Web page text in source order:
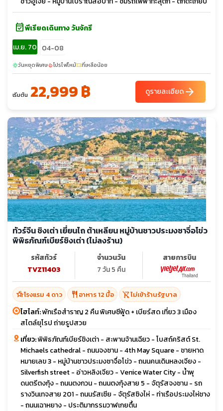
event_availableพีเรียดเดินทาง วันจักรี
เม.ย. 70 04-08
sunnyวันหยุดพิเศษlocal_fire_departmentโปรไฟไหม้confirmation_numberที่เหลือน้อย
เริ่มต้น 22,999 ฿ ดูรายละเอียดarrow_forward
ทัวร์จีน ชิงเต่า เยี่ยนไถ ต้าเหลียน หมู่บ้านชาวประมงซาจึ่อโข่ว
พิพิธภัณฑ์เบียร์ชิงเต่า (ไม่ลงร้าน)
รหัสทัวร์
TVZ11403
จำนวนวัน
7 วัน 5 คืน
สายการบิน
hotel_classโรงแรม 4 ดาว restaurant อาหาร 12 มื้อ shopping_cart_offไม่เข้าร้านรัฐบาล
ไฮไลท์:พักเรือสำราญ 2 คืน พิเศษซีฟู้ด + เบียร์สด เที่ยว 3 เมือง
สไตล์ยุโรป ถ่ายรูปสวย
เที่ยว:พิพิธภัณฑ์เบียร์ชิงเต่า - สะพานจ้านเฉียว - โบสถ์คริสต์ St.
Michaels cathedral - ถนนจงซาน - 4th May Square - ชายหาด
หมายเลข 3 - หมู่บ้านชาวประมงซาจื่อโข่ว - ถนนคนเดินหลงเจียง -
Silverfish street - อ่าวหลิงเจียว - Venice Water City - น้ำพุ
ดนตรีตงกุ้ง - ถนนตงกวน - ถนนตงกุ้งสาย 5 - จัตุรัสจงซาน - รถ
รางวินเทจสาย 201 - ถนนรัสเซีย - จัตุรัสซิงไห่ - ท่าเรือประมงไห่ชาง
- ถนนเฉาหยาง - ประติมากรรมวาฬเกยตื้น